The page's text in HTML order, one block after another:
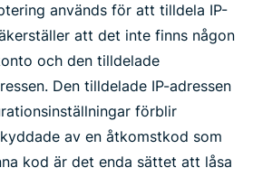
används för att tilldela IP-
att det inte finns någon
och den tilldelade
Den tilldelade IP-adressen
förblir
av en åtkomstkod som
kod är det enda sättet att låsa